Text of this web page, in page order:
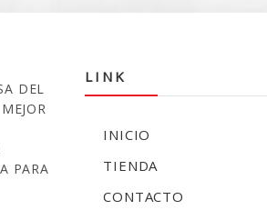
DEL
PARA
LINK
INICIO
TIENDA
CONTACTO